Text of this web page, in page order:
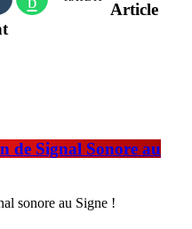
Article
de Signal Sonore au
sonore au Signe !